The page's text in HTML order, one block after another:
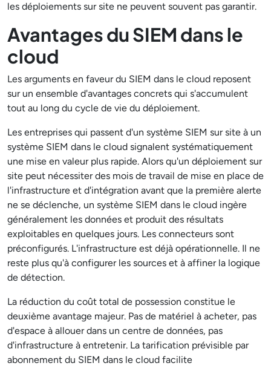
les déploiements sur site ne peuvent souvent pas garantir.
Avantages du SIEM dans le
cloud
Les arguments en faveur du SIEM dans le cloud reposent
sur un ensemble d'avantages concrets qui s'accumulent
tout au long du cycle de vie du déploiement.
Les entreprises qui passent d'un système SIEM sur site à un
système SIEM dans le cloud signalent systématiquement
une mise en valeur plus rapide. Alors qu'un déploiement sur
site peut nécessiter des mois de travail de mise en place de
l'infrastructure et d'intégration avant que la première alerte
ne se déclenche, un système SIEM dans le cloud ingère
généralement les données et produit des résultats
exploitables en quelques jours. Les connecteurs sont
préconfigurés. L'infrastructure est déjà opérationnelle. Il ne
reste plus qu'à configurer les sources et à affiner la logique
de détection.
La réduction du coût total de possession constitue le
deuxième avantage majeur. Pas de matériel à acheter, pas
d'espace à allouer dans un centre de données, pas
d'infrastructure à entretenir. La tarification prévisible par
abonnement du SIEM dans le cloud facilite